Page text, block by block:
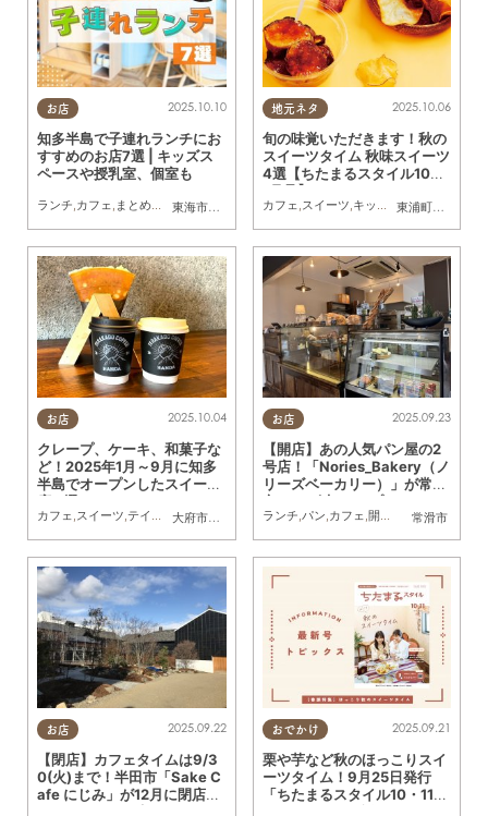
お店
東海市
,大府市 半田市 ,常滑市 ,武豊町
2025.10.10
知多半島で子連れランチにお
すすめのお店7選 | キッズス
ペースや授乳室、個室も
ランチ,カフェ, まとめ記事 ,連載,親子
地元ネタ
東浦町
,常滑市
2025.10.06
旬の味覚いただきます！秋の
スイーツタイム 秋味スイーツ
4選【ちたまるスタイル10・1
1月号】
カフェ,スイーツ,キッチンカー ,専門店
お店
大府市
,東浦町 常滑市,武豊町,南知多町
2025.10.04
クレープ、ケーキ、和菓子な
ど！2025年1月～9月に知多
半島でオープンしたスイーツ
店 9選
カフェ スイーツ テイクアウト ,キッチンカー ,開店 ,リニューアル, まとめ記事
お店
常滑市
2025.09.23
【開店】あの人気パン屋の2
号店！「Nories_Bakery（ノ
リーズベーカリー）」が常滑
市に9/3(水)オープン
ランチ パン カフェ 開店 おひとりさま
お店 2025.09.22
【閉店】カフェタイムは9/3
0(火)まで！半田市「Sake C
afe にじみ」が12月に閉店し
おでかけ 2025.09.21
栗や芋など秋のほっこりスイ
ーツタイム！9月25日発行
「ちたまるスタイル10・11月